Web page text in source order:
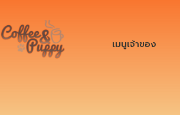
เมนูเจ้าของ